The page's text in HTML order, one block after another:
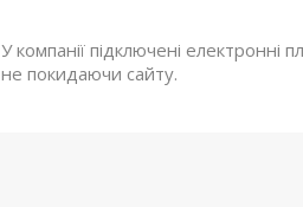
У компанії підключені
не покидаючи сайту.